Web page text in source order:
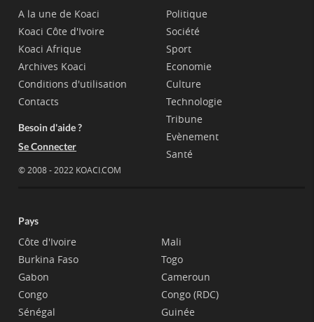
A la une de Koaci
Koaci Côte d'Ivoire
Koaci Afrique
Archives Koaci
Conditions d'utilisation
Contacts
Besoin d'aide ?
Se Connecter
© 2008 - 2022 KOACI.COM
Politique
Société
Sport
Economie
Culture
Technologie
Tribune
Evènement
Santé
Pays
Côte d'Ivoire
Burkina Faso
Gabon
Congo
Sénégal
Mali
Togo
Cameroun
Congo (RDC)
Guinée